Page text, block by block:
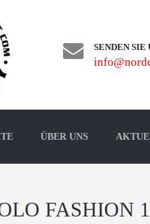
SENDEN
ÜBER UNS
FASHION